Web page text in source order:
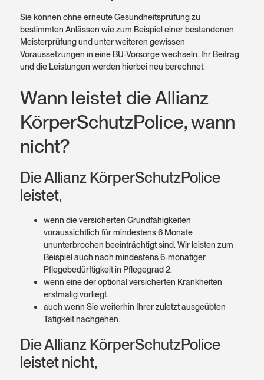
Sie können ohne erneute Gesundheitsprüfung zu
bestimmten Anlässen wie zum Beispiel einer bestandenen
Meisterprüfung und unter weiteren gewissen
Voraussetzungen in eine BU-Vorsorge wechseln. Ihr Beitrag
und die Leistungen werden hierbei neu berechnet.
Wann leistet die Allianz
Körper­Schutz­Police, wann
nicht?
Die Allianz KörperSchutz­Police
leistet,
wenn die versicherten Grundfähigkeiten
voraussichtlich für mindestens 6 Monate
ununterbrochen beeinträchtigt sind. Wir leisten zum
Beispiel auch nach mindestens 6-monatiger
Pflegebedürftigkeit in Pflegegrad 2.
wenn eine der optional versicherten Krankheiten
erstmalig vorliegt.
auch wenn Sie weiterhin Ihrer zuletzt ausgeübten
Tätigkeit nachgehen.
Die Allianz KörperSchutz­Police
leistet nicht,